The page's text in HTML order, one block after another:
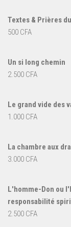
Textes & Prières
500 CFA
Un si long chemin
2.500 CFA
Le grand vide des
1.000 CFA
La chambre aux
3.000 CFA
L'homme-Don ou
responsabilité
2.500 CFA